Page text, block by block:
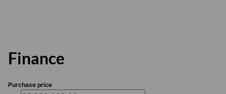
Finance
Purchase price